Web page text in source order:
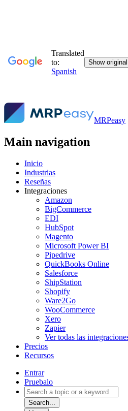
MRPeasy
Main navigation
Inicio
Industrias
Reseñas
Integraciones
Amazon
BigCommerce
EDI
HubSpot
Magento
Microsoft Power BI
Pipedrive
QuickBooks Online
Salesforce
ShipStation
Shopify
Ware2Go
WooCommerce
Xero
Zapier
Ver todas las
Precios
Recursos
Entrar
Pruebalo
Search...